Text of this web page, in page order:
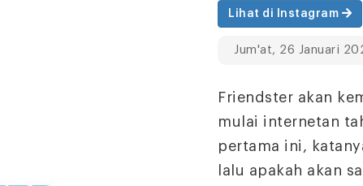
Lihat di Instagram
Jum'at, 26 Januari
Friendster akan
mulai internetan
pertama ini,
lalu apakah akan